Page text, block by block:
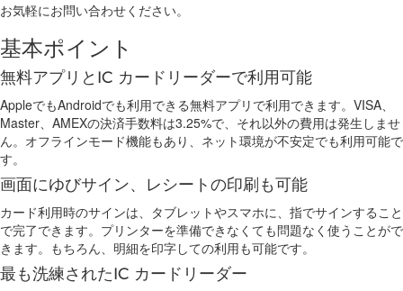
お気軽にお問い合わせください。
基本ポイント
無料アプリとIC カードリーダーで利用可能
AppleでもAndroidでも利用できる無料アプリで利用できます。VISA、
Master、AMEXの決済手数料は3.25%で、それ以外の費用は発生しませ
ん。オフラインモード機能もあり、ネット環境が不安定でも利用可能で
す。
画面にゆびサイン、レシートの印刷も可能
カード利用時のサインは、タブレットやスマホに、指でサインすること
で完了できます。プリンターを準備できなくても問題なく使うことがで
きます。もちろん、明細を印字しての利用も可能です。
最も洗練されたIC カードリーダー